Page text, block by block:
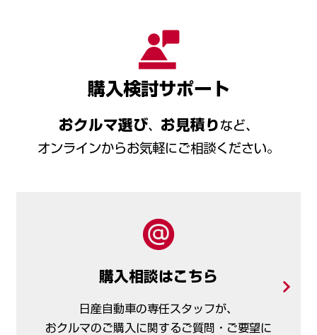
購入検討サポート
おクルマ選び、 お見積り など、
オンラインからお気軽にご相談ください。
購入相談はこちら
日産自動車の専任スタッフが、
おクルマのご購入に関するご質問・ご要望に